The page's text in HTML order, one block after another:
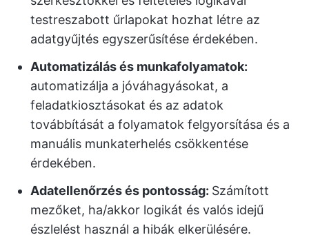
testreszabott űrlapokat hozhat létre az
adatgyűjtés egyszerűsítése érdekében.
Automatizálás és munkafolyamatok:
automatizálja a jóváhagyásokat, a
feladatkiosztásokat és az adatok
továbbítását a folyamatok felgyorsítása és a
manuális munkaterhelés csökkentése
érdekében.
Adatellenőrzés és pontosság: Számított
mezőket, ha/akkor logikát és valós idejű
észlelést használ a hibák elkerülésére.